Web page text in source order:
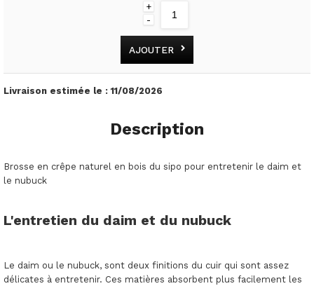
+
-
AJOUTER
Livraison estimée le :11/08/2026
Description
Brosse en crêpe naturel en bois du sipo pour entretenir le daim et
le nubuck
L'entretien du daim et du nubuck
Le daim ou le nubuck, sont deux finitions du cuir qui sont assez
délicates à entretenir. Ces matières absorbent plus facilement les